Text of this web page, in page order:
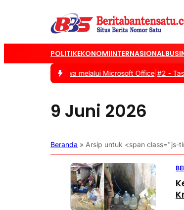
POLITIKEKONOMIINTERNASIONAL
Digital Siswa melalui Microsoft Office|#2 -
9 Juni 2026
Beranda » Arsip untuk <span